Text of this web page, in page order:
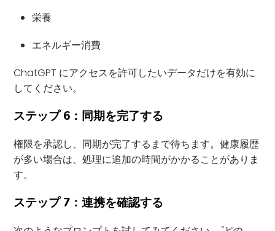
栄養
エネルギー消費
ChatGPT にアクセスを許可したいデータだけを有効に
してください。
ステップ 6：同期を完了する
権限を承認し、同期が完了するまで待ちます。健康履歴
が多い場合は、処理に追加の時間がかかることがありま
す。
ステップ 7：連携を確認する